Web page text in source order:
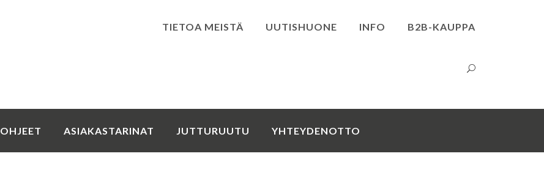
TIETOA MEISTÄ UUTISHUONE INFO B2B-KAUPPA
OHJEET ASIAKASTARINAT JUTTURUUTU YHTEYDENOTTO